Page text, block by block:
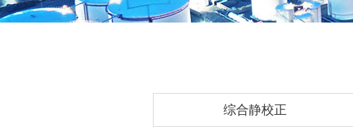
综合静校正